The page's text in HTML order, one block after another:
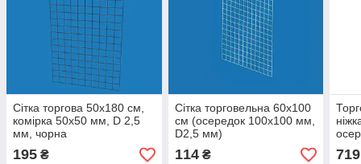
Сітка торгова 50х180 см,
комірка 50х50 мм, D 2,5
мм, чорна
195 ₴
Сітка торговельна 60х100
см (осередок 100х100 мм,
D2,5 мм)
114₴
15
719